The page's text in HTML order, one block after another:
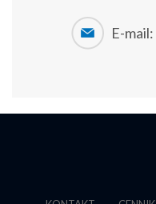
E-mail: